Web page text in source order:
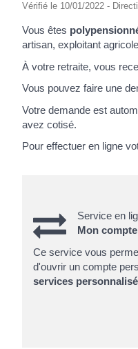
Vérifié le 10/01/2022 -
Vous êtes
artisan, exploitant
À votre retraite, vous
Vous pouvez faire une
Votre demande est
avez cotisé.
Pour effectuer en ligne
Service en
Mon
Ce service vous
d'ouvrir un compte
services